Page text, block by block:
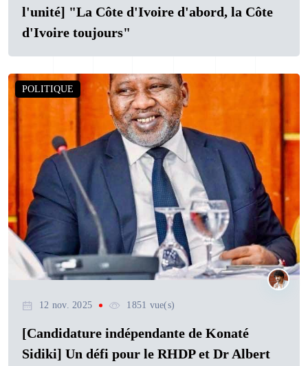
l'unité] "La Côte d'Ivoire d'abord, la Côte
d'Ivoire toujours"
POLITIQUE
12 nov. 2025 1851 vue(s)
[Candidature indépendante de Konaté
Sidiki] Un défi pour le RHDP et Dr Albert